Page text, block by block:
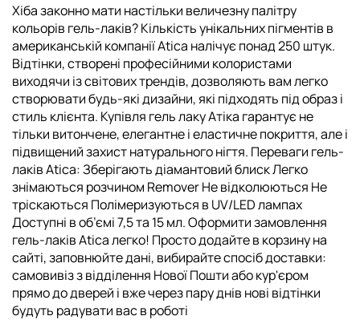
Хіба законно мати настільки величезну палітру
кольорів гель-лаків? Кількість унікальних пігментів в
американській компанії Atica налічує понад 250 штук.
Відтінки, створені професійними колористами
виходячи із світових трендів, дозволяють вам легко
створювати будь-які дизайни, які підходять під образ і
стиль клієнта. Купівля гель лаку Атіка гарантує не
тільки витончене, елегантне і еластичне покриття, але і
підвищений захист натурального нігтя. Переваги гель-
лаків Atica: Зберігають діамантовий блиск Легко
знімаються розчином Remover Не відколюються Не
тріскаються Полімеризуються в UV/LED лампах
Доступні в об’ємі 7,5 та 15 мл. Оформити замовлення
гель-лаків Atica легко! Просто додайте в корзину на
сайті, заповнюйте дані, вибирайте спосіб доставки:
самовивіз з відділення Нової Пошти або кур'єром
прямо до дверей і вже через пару днів нові відтінки
будуть радувати вас в роботі